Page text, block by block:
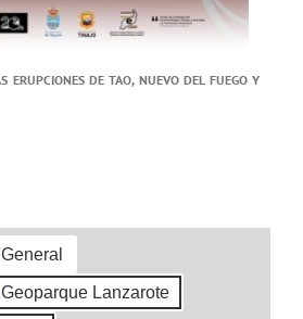
ERUPCIONES DE TAO, NUEVO DEL FUEGO Y
General
Geoparque Lanzarote